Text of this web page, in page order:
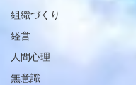
組織づくり
経営
人間心理
無意識